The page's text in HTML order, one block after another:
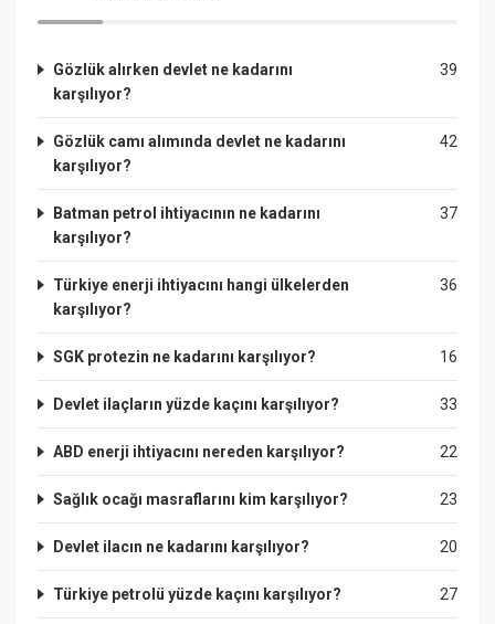
39
Gözlük alırken devlet ne kadarını
karşılıyor?
42
Gözlük camı alımında devlet ne kadarını
karşılıyor?
37
Batman petrol ihtiyacının ne kadarını
karşılıyor?
36
Türkiye enerji ihtiyacını hangi ülkelerden
karşılıyor?
16
SGK protezin ne kadarını karşılıyor?
33
Devlet ilaçların yüzde kaçını karşılıyor?
22
ABD enerji ihtiyacını nereden karşılıyor?
23
Sağlık ocağı masraflarını kim karşılıyor?
20
Devlet ilacın ne kadarını karşılıyor?
27
Türkiye petrolü yüzde kaçını karşılıyor?